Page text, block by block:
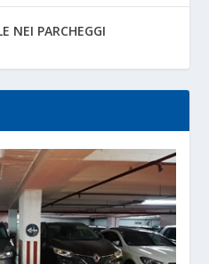
NEI PARCHEGGI